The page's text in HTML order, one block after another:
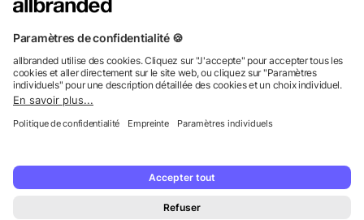
Nous commercialisons nos objets publicitaires et articles
non aux personnes privées.